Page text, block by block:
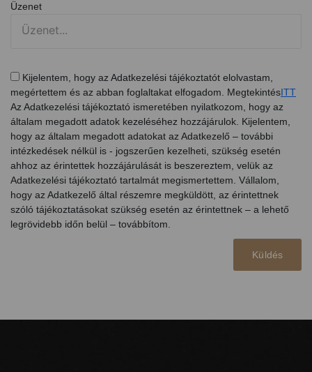
Üzenet
Kijelentem, hogy az Adatkezelési tájékoztatót elolvastam,
megértettem és az abban foglaltakat elfogadom. MegtekintésITT
Az Adatkezelési tájékoztató ismeretében nyilatkozom, hogy az
általam megadott adatok kezeléséhez hozzájárulok. Kijelentem,
hogy az általam megadott adatokat az Adatkezelő – további
intézkedések nélkül is - jogszerűen kezelheti, szükség esetén
ahhoz az érintettek hozzájárulását is beszereztem, velük az
Adatkezelési tájékoztató tartalmát megismertettem. Vállalom,
hogy az Adatkezelő által részemre megküldött, az érintettnek
szóló tájékoztatásokat szükség esetén az érintettnek – a lehető
legrövidebb időn belül – továbbítom.
Küldés